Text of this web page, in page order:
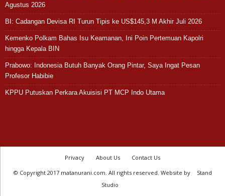
Agustus 2026
BI: Cadangan Devisa RI Turun Tipis ke US$145,3 M Akhir Juli 2026
Kemenko Polkam Bahas Isu Keamanan, Ini Poin Pertemuan Kapolri
hingga Kepala BIN
Prabowo: Indonesia Butuh Banyak Orang Pintar, Saya Ingat Pesan
Profesor Habibie
KPPU Putuskan Perkara Akuisisi PT MCP Indo Utama
Privacy About Us
Contact Us
© Copyright 2017 matanurani.com. All rights reserved. Website by
Stand
Studio